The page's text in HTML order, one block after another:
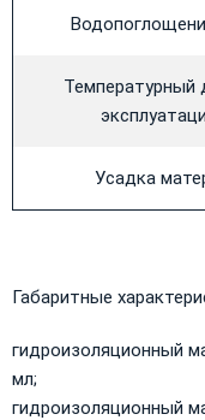
Температурный
Усадка
​Габаритные
гидроизоляционный
мл;
гидроизоляционный